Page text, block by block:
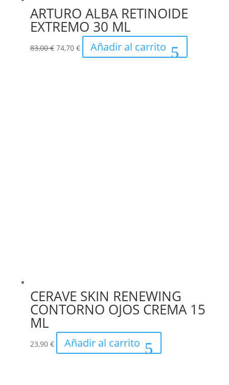
ARTURO ALBA RETINOIDE
EXTREMO 30 ML
83,00€ El
74,70 €El
precio
Añadir al carrito
CERAVE SKIN RENEWING
CONTORNO OJOS CREMA 15
ML
23,90 € Añadir al carrito